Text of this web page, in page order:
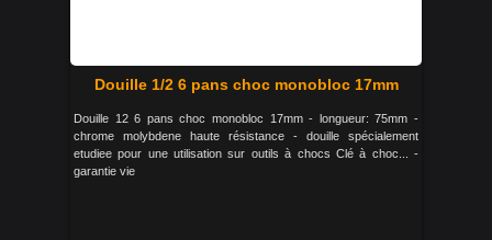
Douille 1/2 6 pans choc monobloc 17mm
Douille 12 6 pans choc monobloc 17mm - longueur: 75mm -
chrome molybdene haute résistance - douille spécialement
etudiee pour une utilisation sur outils à chocs Clé à choc... -
garantie vie